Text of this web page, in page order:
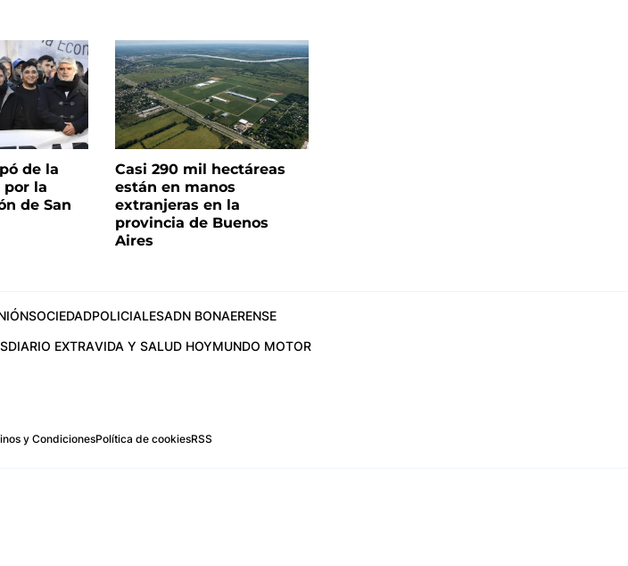
de la
por la
de San
Casi 290 mil hectáreas
están en manos
extranjeras en la
provincia de Buenos
Aires
SOCIEDADPOLICIALESADN BONAERENSE
DIARIO EXTRAVIDA Y SALUD HOYMUNDO MOTOR
y CondicionesPolítica de cookiesRSS